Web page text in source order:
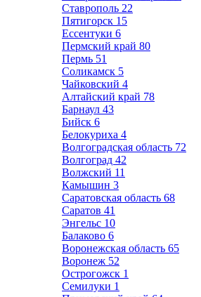
Ставрополь 22
Пятигорск 15
Ессентуки 6
Пермский край 80
Пермь 51
Соликамск 5
Чайковский 4
Алтайский край 78
Барнаул 43
Бийск 6
Белокуриха 4
Волгоградская область 72
Волгоград 42
Волжский 11
Камышин 3
Саратовская область 68
Саратов 41
Энгельс 10
Балаково 6
Воронежская область 65
Воронеж 52
Острогожск 1
Семилуки 1